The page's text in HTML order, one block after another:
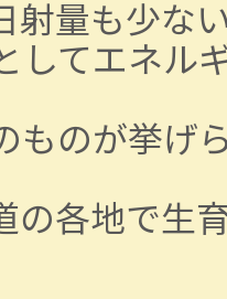
射量も少な
してエネル
のが挙げら
各地で生育